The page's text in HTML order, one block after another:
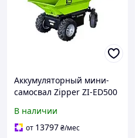
Аккумуляторный мини-
самосвал Zipper ZI-ED500
В наличии
от 13797₴/мес